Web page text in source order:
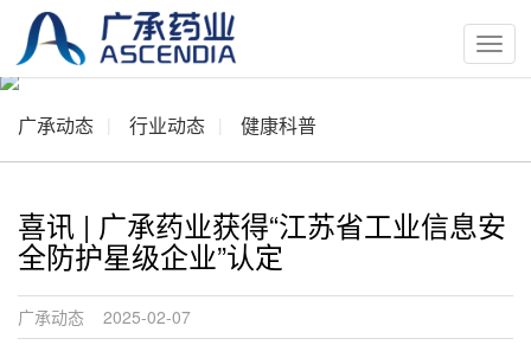
按
钮
广承动态 行业动态 健康科普
喜讯 | 广承药业获得“江苏省工业信息安
全防护星级企业”认定
广承动态 2025-02-07